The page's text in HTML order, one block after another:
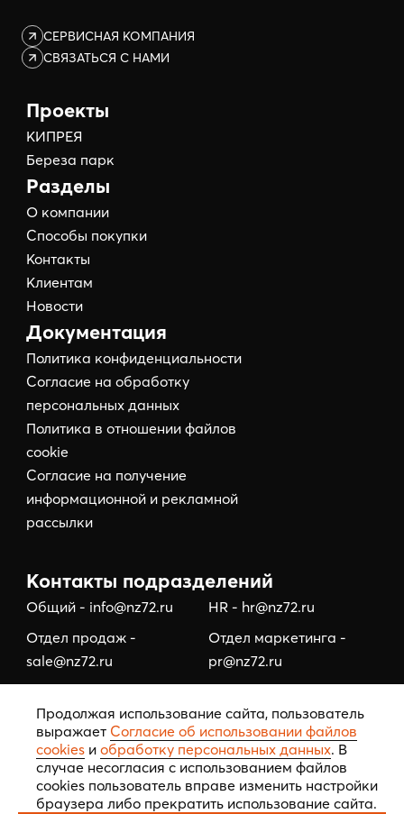
СЕРВИСНАЯ КОМПАНИЯ
СВЯЗАТЬСЯ С НАМИ
Проекты
КИПРЕЯ
Береза парк
Разделы
О компании
Способы покупки
Контакты
Клиентам
Новости
Документация
Политика конфиденциальности
Согласие на обработку
персональных данных
Политика в отношении файлов
cookie
Согласие на получение
информационной и рекламной
рассылки
Контакты подразделений
Общий - info@nz72.ru
HR - hr@nz72.ru
Отдел продаж -
sale@nz72.ru
Отдел маркетинга -
pr@nz72.ru
недвижимости -
business@nz72.ru
подрядчиками/
тендерный отдел -
tehzakaz@nz72.ru
Продолжая использование сайта, пользователь
выражает Согласие об использовании файлов
cookies и обработку персональных данных. В
случае несогласия с использованием файлов
cookies пользователь вправе изменить настройки
браузера либо прекратить использование сайта.